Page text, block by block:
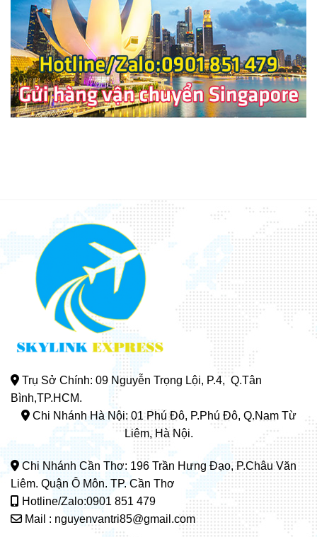
Trụ Sở Chính: 09 Nguyễn Trọng Lội, P.4, Q.Tân
Bình,TP.HCM.
Chi Nhánh Hà Nội: 01 Phú Đô, P.Phú Đô, Q.Nam Từ
Liêm, Hà Nội.
Chi Nhánh Cần Thơ: 196 Trần Hưng Đạo, P.Châu Văn
Liêm. Quận Ô Môn. TP. Cần Thơ
Hotline/Zalo:0901 851 479
Mail : nguyenvantri85@gmail.com